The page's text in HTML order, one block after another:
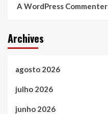
A WordPress Commenter
Archives
agosto 2026
julho 2026
junho 2026